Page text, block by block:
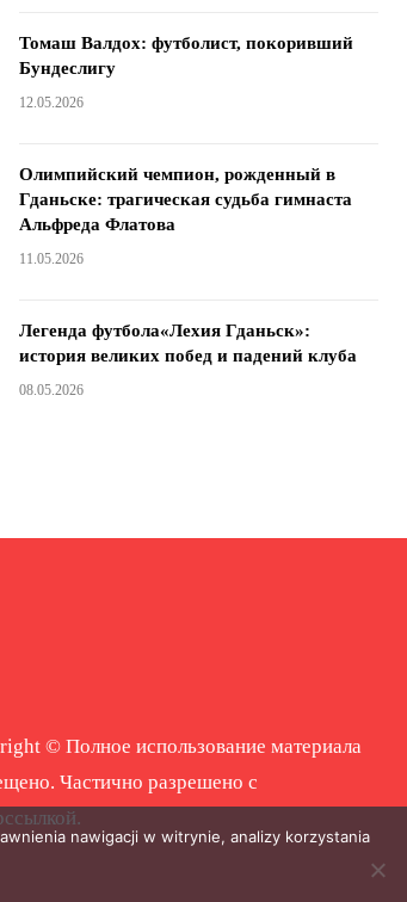
Томаш Валдох: футболист, покоривший
Бундеслигу
12.05.2026
Олимпийский чемпион, рожденный в
Гданьске: трагическая судьба гимнаста
Альфреда Флатова
11.05.2026
Легенда футбола«Лехия Гданьск»:
история великих побед и падений клуба
08.05.2026
© Полное использование материала
Частично разрешено с
nawigacji w witrynie, analizy korzystania